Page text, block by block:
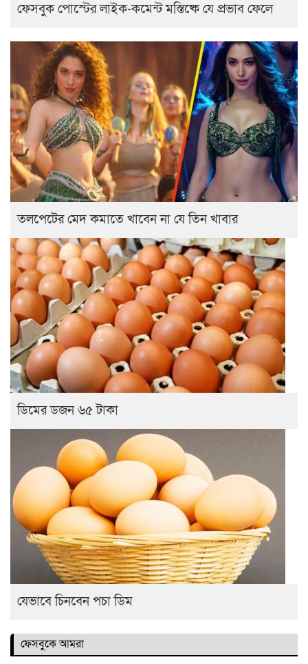
ফেসবুক পোস্টের লাইক-কমেন্ট মস্তিষ্কে যে প্রভাব ফেলে
তলপেটের মেদ কমাতে খাবেন না যে তিন খাবার
ডিমের ডজন ৬৫ টাকা
যেভাবে চিনবেন পচা ডিম
ফেসবুকে আমরা